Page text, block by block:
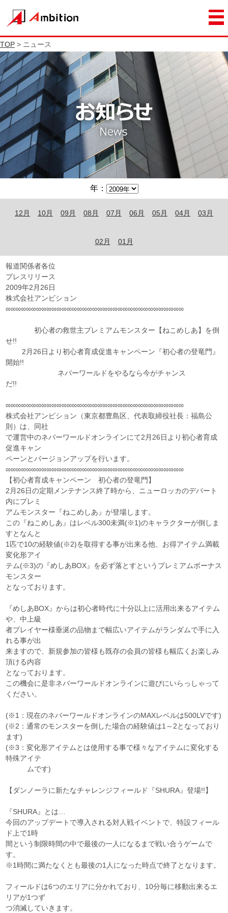
TOP > ニュース
年：
12月 10月 09月 08月 07月 06月 05月 04月 03月
02月 01月
報道関係者各位
プレスリリース
2009年2月26日
株式会社アンビション
∞∞∞∞∞∞∞∞∞∞∞∞∞∞∞∞∞∞∞∞∞∞∞∞∞∞∞∞∞∞∞∞∞∞∞
初心者の救世主プレミアムモンスター【ねこめしあ】を倒
せ!!
2月26日より初心者育成促進キャンペーン『初心者の登竜門』
開始!!
ネバーワールドをやるなら今がチャンス
だ!!
∞∞∞∞∞∞∞∞∞∞∞∞∞∞∞∞∞∞∞∞∞∞∞∞∞∞∞∞∞∞∞∞∞∞∞
株式会社アンビション（東京都豊島区、代表取締役社長：福島公
則）は、同社
で運営中のネバーワールドオンラインにて2月26日より初心者育成
促進キャン
ペーンとバージョンアップを行います。
∞∞∞∞∞∞∞∞∞∞∞∞∞∞∞∞∞∞∞∞∞∞∞∞∞∞∞∞∞∞∞∞∞∞∞
【初心者育成キャンペーン 初心者の登竜門】
2月26日の定期メンテナンス終了時から、ニューロッカのデパート
内にプレミ
アムモンスター『ねこめしあ』が登場します。
この『ねこめしあ』はレベル300未満(※1)のキャラクターが倒しま
すとなんと
1匹で10の経験値(※2)を取得する事が出来る他、お得アイテム満載
変化形アイ
テム(※3)の『めしあBOX』を必ず落とすというプレミアムボーナス
モンスター
となっております。
『めしあBOX』からは初心者時代に十分以上に活用出来るアイテム
や、中上級
者プレイヤー様垂涎の品物まで幅広いアイテムがランダムで手に入
れる事が出
来ますので、新規参加の皆様も既存の会員の皆様も幅広くお楽しみ
頂ける内容
となっております。
この機会に是非ネバーワールドオンラインに遊びにいらっしゃって
ください。
(※1：現在のネバーワールドオンラインのMAXレベルは500LVです)
(※2：通常のモンスターを倒した場合の経験値は1～2となっており
ます)
(※3：変化形アイテムとは使用する事で様々なアイテムに変化する
特殊アイテ
ムです)
【ダンノーラに新たなチャレンジフィールド『SHURA』登場!!】
『SHURA』とは…
今回のアップデートで導入される対人戦イベントで、特設フィール
ド上で1時
間という制限時間の中で最後の一人になるまで戦い合うゲームで
す。
※1時間に満たなくとも最後の1人になった時点で終了となります。
フィールドは6つのエリアに分かれており、10分毎に移動出来るエ
リアが1つず
つ消滅していきます。